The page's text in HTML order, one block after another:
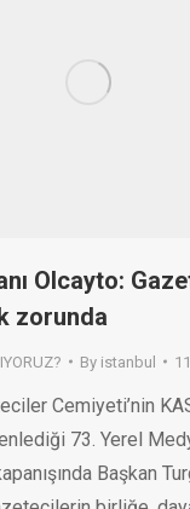
Olcayto:
zorunda
By istanbul
Cemiyeti’nin
73. Yerel
Başkan